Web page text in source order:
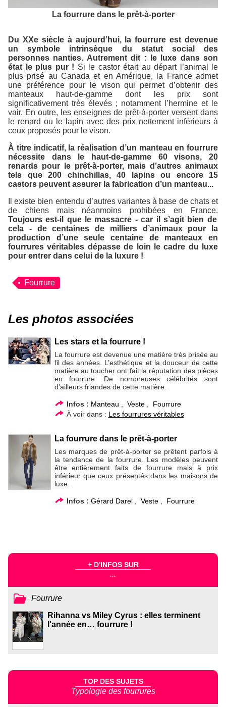
La fourrure dans le prêt-à-porter
Du XXe siècle à aujourd’hui, la fourrure est devenue
un symbole intrinsèque du statut social des
personnes nanties. Autrement dit : le luxe dans son
état le plus pur ! Si le castor était au départ l’animal le
plus prisé au Canada et en Amérique, la France admet
une préférence pour le vison qui permet d’obtenir des
manteaux haut-de-gamme dont les prix sont
significativement très élevés ; notamment l’hermine et le
vair. En outre, les enseignes de prêt-à-porter versent dans
le renard ou le lapin avec des prix nettement inférieurs à
ceux proposés pour le vison.
À titre indicatif, la réalisation d’un manteau en fourrure
nécessite dans le haut-de-gamme 60 visons, 20
renards pour le prêt-à-porter, mais d’autres animaux
tels que 200 chinchillas, 40 lapins ou encore 15
castors peuvent assurer la fabrication d’un manteau...
Il existe bien entendu d’autres variantes à base de chats et
de chiens mais néanmoins prohibées en France.
Toujours est-il que le massacre - car il s’agit bien de
cela - de centaines de milliers d’animaux pour la
production d’une seule centaine de manteaux en
fourrures véritables dépasse de loin le cadre du luxe
pour entrer dans celui de la luxure !
Fourrure
Les photos associées
Les stars et la fourrure !
La fourrure est devenue une matière très prisée au
fil des années. L’esthétique et la douceur de cette
matière au toucher ont fait la réputation des pièces
en fourrure. De nombreuses célébrités sont
d’ailleurs friandes de cette matière.
Infos : Manteau , Veste, Fourrure
À voir dans : Les fourrures véritables
La fourrure dans le prêt-à-porter
Les marques de prêt-à-porter se prêtent parfois à
la tendance de la fourrure. Les modèles peuvent
être entièrement faits de fourrure mais à prix
inférieur que ceux présentés dans les maisons de
luxe.
Infos : Gérard Darel, Veste, Fourrure
+ D'INFOS SUR
...
Fourrure
Rihanna vs Miley Cyrus : elles terminent
l'année en… fourrure !
TOP DES SUJETS
Typologie des fourrures